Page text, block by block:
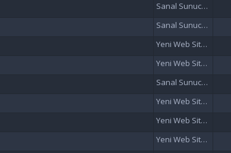
Sanal Sunucu (VDS/VPS)
Sanal Sunucu (VDS/VPS)
Yeni Web Siteleri - Site Tanıtımı
Yeni Web Siteleri - Site Tanıtımı
Sanal Sunucu (VDS/VPS)
Yeni Web Siteleri - Site Tanıtımı
Yeni Web Siteleri - Site Tanıtımı
Yeni Web Siteleri - Site Tanıtımı